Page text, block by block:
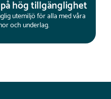
hög tillgänglighet
utemiljö för alla med våra
och underlag.